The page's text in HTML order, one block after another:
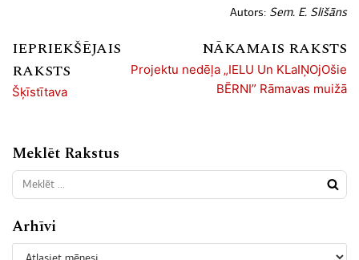
Autors: Sem. E. Slišāns
IEPRIEKŠĒJAIS
RAKSTS
Šķīstītava
NĀKAMAIS RAKSTS
Projektu nedēļa „IELU Un KLaIŅOjOšie
BĒRNI” Rāmavas muižā
Meklēt Rakstus
Arhīvi